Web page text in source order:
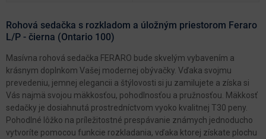
Rohová sedačka s rozkladom a úložným priestorom Feraro
L/P - čierna (Ontario 100)
Masívna rohová sedačka FERARO bude skvelým vybavením a
krásnym doplnkom Vašej modernej obývačky. Vďaka svojmu
prevedeniu, jemnej elegancii a štýlovosti si ju zamilujete a získa si
Vás najmä svojou mäkkosťou, pohodlnosťou a pružnosťou. Mäkkosť
sedačky je dosiahnutá prostredníctvom vyoko kvalitnej T30 peny.
Pohodlné lôžko na príležitostné prespávanie známych jednoducho
vytvoríte pomocou funkcie rozkladania, vďaka ktorej získate plochu